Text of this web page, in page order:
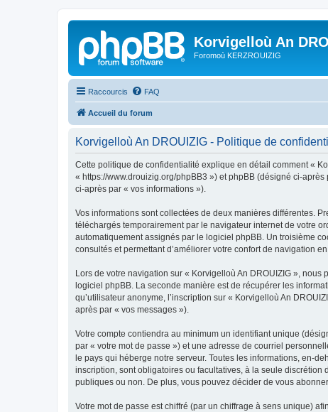
Korvigelloù An
Foromoù KERZROUIZIG
Raccourcis FAQ
Accueil du forum
Korvigelloù An DROUIZIG - Politique de
Cette politique de confidentialité explique en détail comment «
« https://www.drouizig.org/phpBB3 ») et phpBB (désigné ci-
ci-après par « vos informations »).
Vos informations sont collectées de deux manières différentes.
téléchargés temporairement par le navigateur internet de votre
automatiquement assignés par le logiciel phpBB. Un troisième
consultés et permettant d’améliorer votre confort de navigation en
Lors de votre navigation sur « Korvigelloù An DROUIZIG »,
logiciel phpBB. La seconde manière est de récupérer les
qu’utilisateur anonyme, l’inscription sur « Korvigelloù An
après par « vos messages »).
Votre compte contiendra au minimum un identifiant unique
par « votre mot de passe ») et une adresse de courriel
le pays qui héberge notre serveur. Toutes les informations, en-
inscription, sont obligatoires ou facultatives, à la seule
publiques ou non. De plus, vous pouvez décider de vous
Votre mot de passe est chiffré (par un chiffrage à sens unique)